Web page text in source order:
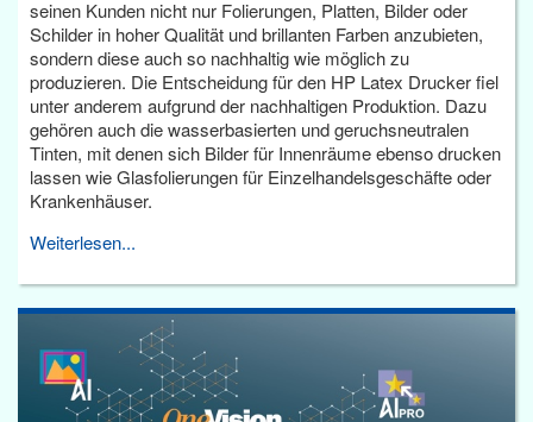
seinen Kunden nicht nur Folierungen, Platten, Bilder oder
Schilder in hoher Qualität und brillanten Farben anzubieten,
sondern diese auch so nachhaltig wie möglich zu
produzieren. Die Entscheidung für den HP Latex Drucker fiel
unter anderem aufgrund der nachhaltigen Produktion. Dazu
gehören auch die wasserbasierten und geruchsneutralen
Tinten, mit denen sich Bilder für Innenräume ebenso drucken
lassen wie Glasfolierungen für Einzelhandelsgeschäfte oder
Krankenhäuser.
Weiterlesen...